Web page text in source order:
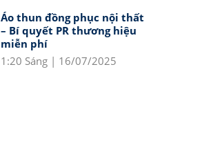
Áo thun đồng phục nội thất
– Bí quyết PR thương hiệu
miễn phí
1:20 Sáng | 16/07/2025